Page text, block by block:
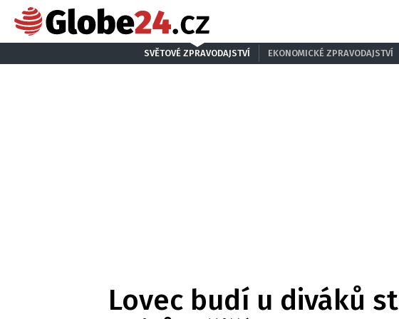
SVĚTOVÉ ZPRAVODAJSTVÍ EKONOMICKÉ ZPRAVODAJSTVÍ
Lovec budí u diváků